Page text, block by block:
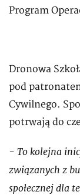
Program
Dronowa
pod
Cywilnego.
potrwają do
- To kolejna
związanych z
społecznej dla